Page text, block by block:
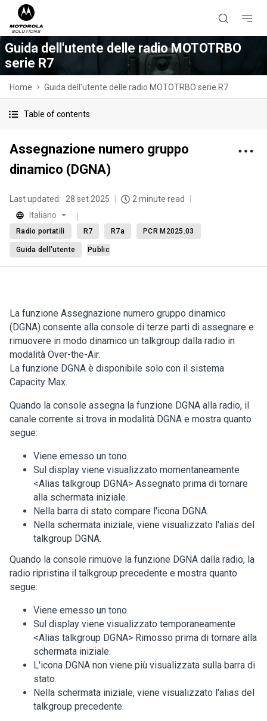
Guida dell'utente delle radio MOTOTRBO
serie R7
Home Guida dell'utente delle radio MOTOTRBO serie R7
Table of contents
Assegnazione numero gruppo
dinamico (DGNA)
Last updated: 28 set 2025
2 minute read
Italiano
Radio portatili R7 R7a PCR M2025.03
Guida dell'utente Public
La funzione Assegnazione numero gruppo dinamico
(DGNA) consente alla console di terze parti di assegnare e
rimuovere in modo dinamico un talkgroup dalla radio in
modalità Over-the-Air.
La funzione DGNA è disponibile solo con il sistema
Capacity Max.
Quando la console assegna la funzione DGNA alla radio, il
canale corrente si trova in modalità DGNA e mostra quanto
segue:
Viene emesso un tono.
Sul display viene visualizzato momentaneamente
<Alias talkgroup DGNA> Assegnato prima di tornare
alla schermata iniziale.
Nella barra di stato compare l'icona DGNA.
Nella schermata iniziale, viene visualizzato l'alias del
talkgroup DGNA.
Quando la console rimuove la funzione DGNA dalla radio, la
radio ripristina il talkgroup precedente e mostra quanto
segue:
Viene emesso un tono.
Sul display viene visualizzato temporaneamente
<Alias talkgroup DGNA> Rimosso prima di tornare alla
schermata iniziale.
L'icona DGNA non viene più visualizzata sulla barra di
stato.
Nella schermata iniziale, viene visualizzato l'alias del
talkgroup precedente.